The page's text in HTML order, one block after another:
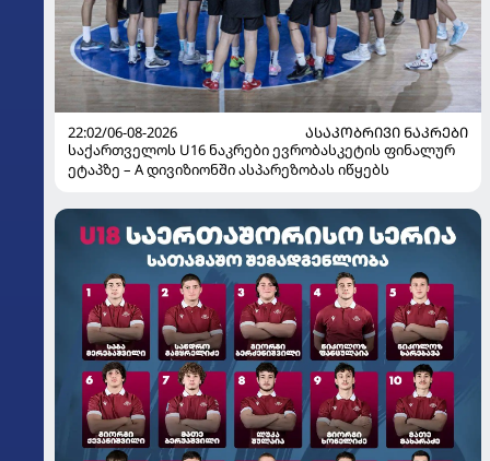
22:02/06-08-2026
ᲐᲡᲐᲙᲝᲑᲠᲘᲕᲘ ᲜᲐᲙᲠᲔᲑᲘ
საქართველოს U16 ნაკრები ევრობასკეტის ფინალურ
ეტაპზე – A დივიზიონში ასპარეზობას იწყებს